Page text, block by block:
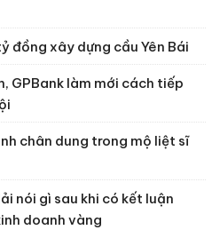
đồng xây dựng cầu Yên Bái
GPBank làm mới cách tiếp
chân dung trong mộ liệt sĩ
nói gì sau khi có kết luận
doanh vàng